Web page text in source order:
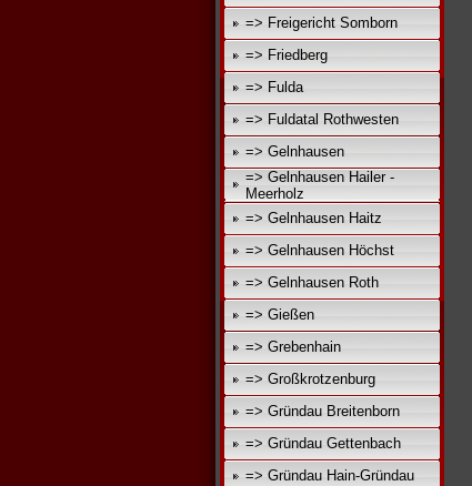
=> Freigericht Somborn
=> Friedberg
=> Fulda
=> Fuldatal Rothwesten
=> Gelnhausen
=> Gelnhausen Hailer -
Meerholz
=> Gelnhausen Haitz
=> Gelnhausen Höchst
=> Gelnhausen Roth
=> Gießen
=> Grebenhain
=> Großkrotzenburg
=> Gründau Breitenborn
=> Gründau Gettenbach
=> Gründau Hain-Gründau